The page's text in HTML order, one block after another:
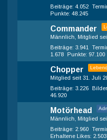
Beiträge 4.052
Punkte 48.245
Commander
Männlich
Mitglied
Beiträge 3.941
1.678
Punkte 97.100
Chopper
Mitglied seit 31. Juli
Beiträge 3.226 Bilder
46.920
Motörhead
Männlich
Mitglied
Beiträge 2.960
Erhaltene Likes 2.503